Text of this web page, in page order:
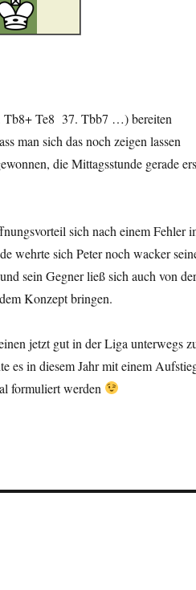
Tb8+ Te8 37. Tbb7 …) bereiten
man sich das noch zeigen lassen
die Mittagsstunde gerade
sich nach einem Fehler
wehrte sich Peter noch wacker
sein Gegner ließ sich auch von der
Konzept bringen.
jetzt gut in der Liga unterwegs
es in diesem Jahr mit einem
formuliert werden